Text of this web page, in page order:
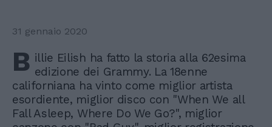
31 gennaio 2020
B illie Eilish ha fatto la storia alla 62esima
edizione dei Grammy. La 18enne
californiana ha vinto come miglior artista
esordiente, miglior disco con "When We all
Fall Asleep, Where Do We Go?", miglior